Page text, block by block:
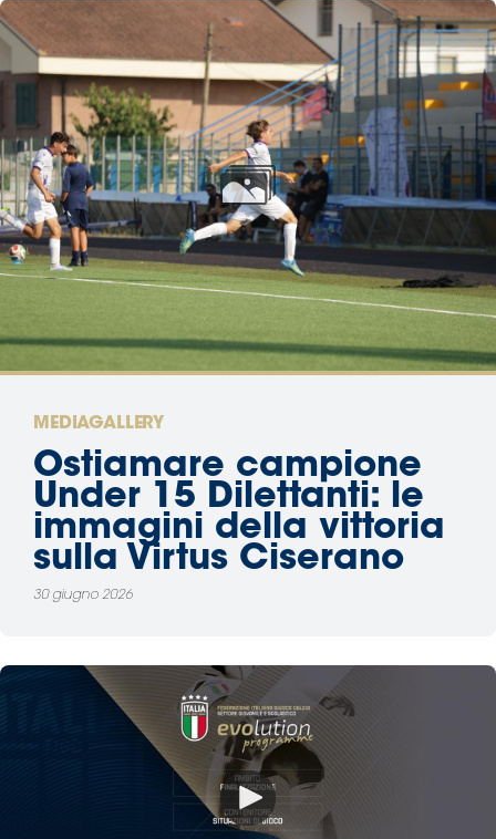
Cerca
Whistleblowing
Area
Media
Contatti
Assicurazione
MEDIAGALLERY
Ostiamare campione
Under 15 Dilettanti: le
immagini della vittoria
sulla Virtus Ciserano
30 giugno 2026